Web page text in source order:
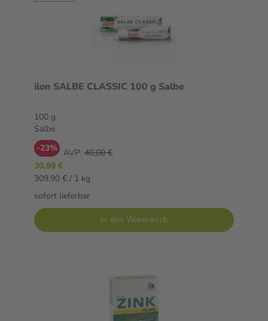
ilon SALBE CLASSIC 100 g Salbe
100 g
Salbe
-23% AVP: 40,00 €
30,99 €
309,90 € / 1 kg
sofort lieferbar
In den Warenkorb